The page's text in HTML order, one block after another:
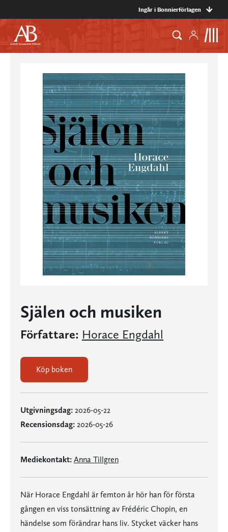
Ingår i Bonnierförlagen
Själen och musiken
Författare: Horace Engdahl
Köp boken
Utgivningsdag: 2026-05-22
Recensionsdag: 2026-05-26
Mediekontakt: Anna Tillgren
När Horace Engdahl är femton år hör han för första
gången en viss tonsättning av Frédéric Chopin, en
händelse som förändrar hans liv. Stycket väcker hans